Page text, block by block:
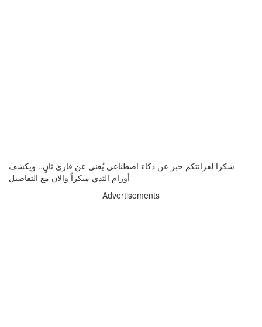
شكرا لقرائتكم خبر عن ذكاء اصطناعي يُغني عن قارئ ثانٍ.. ويكشف
أورام الثدي مبكراً والان مع التفاصيل
Advertisements